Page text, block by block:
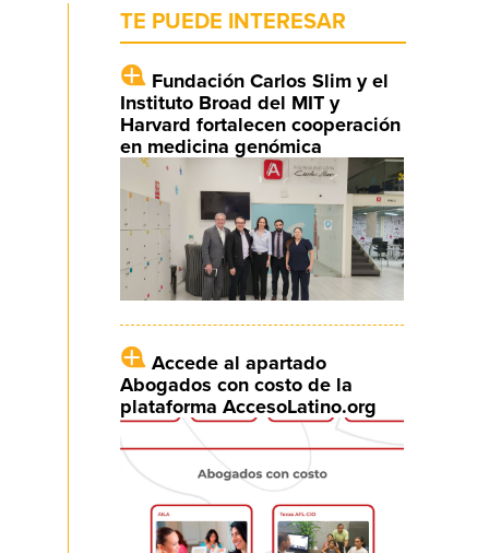
TE PUEDE INTERESAR
Fundación Carlos Slim y el
Instituto Broad del MIT y
Harvard fortalecen cooperación
en medicina genómica
Accede al apartado
Abogados con costo de la
plataforma AccesoLatino.org